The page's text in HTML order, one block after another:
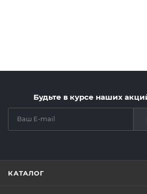
Будьте в курсе наших
КАТАЛОГ